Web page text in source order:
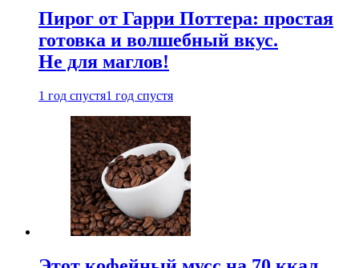
Пирог от Гарри Поттера: простая
готовка и волшебный вкус.
Не для маглов!
1 год спустя1 год спустя